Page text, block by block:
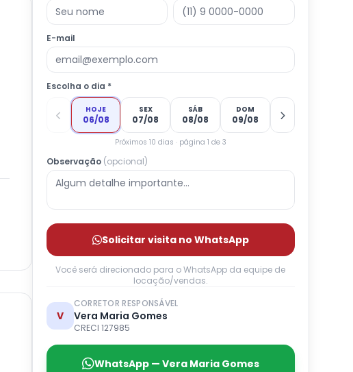
E-mail
Escolha o dia *
HOJE
06/08
SEX
07/08
SÁB
08/08
DOM
09/08
Próximos 10 dias · página 1 de 3
Observação (opcional)
Solicitar visita no WhatsApp
Você será direcionado para o WhatsApp da equipe de
locação/vendas.
V
CORRETOR RESPONSÁVEL
Vera Maria Gomes
CRECI 127985
WhatsApp — Vera Maria Gomes